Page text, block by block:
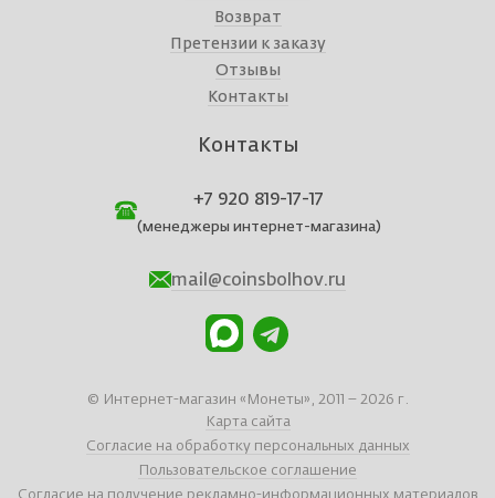
Возврат
Претензии к заказу
Отзывы
Контакты
Контакты
+7 920 819-17-17
(менеджеры интернет-магазина)
mail@coinsbolhov.ru
© Интернет-магазин «Монеты», 2011 – 2026 г.
Карта сайта
Согласие на обработку персональных данных
Пользовательское соглашение
Согласие на получение рекламно-информационных материалов